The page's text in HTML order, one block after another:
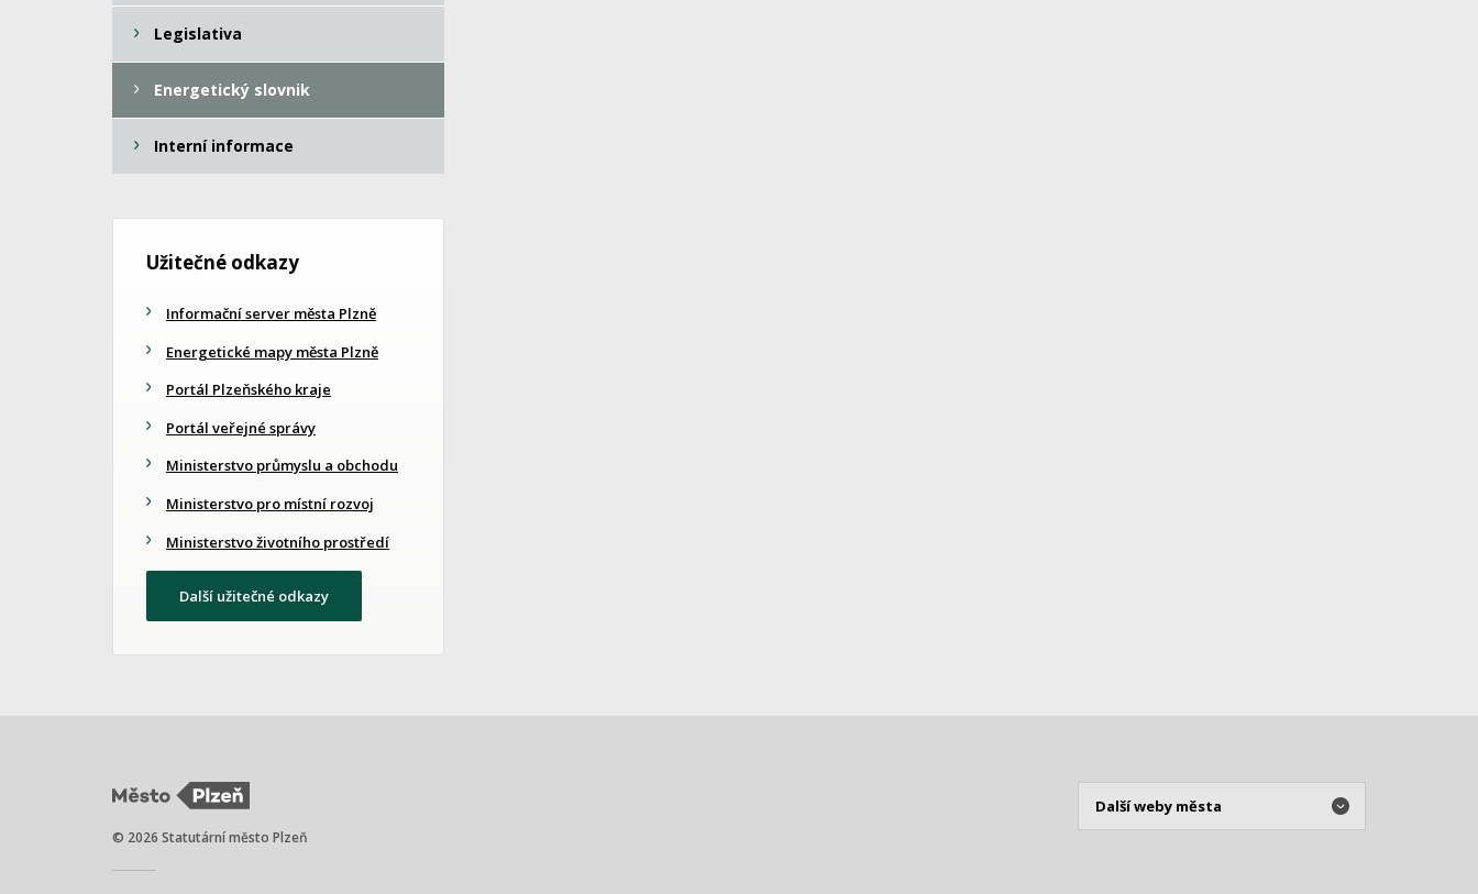
Legislativa
Energetický slovnik
Interní informace
Užitečné odkazy
Informační server města Plzně
Energetické mapy města Plzně
Portál Plzeňského kraje
Portál veřejné správy
Ministerstvo průmyslu a obchodu
Ministerstvo pro místní rozvoj
Ministerstvo životního prostředí
Další užitečné odkazy
© 2026 Statutární město Plzeň